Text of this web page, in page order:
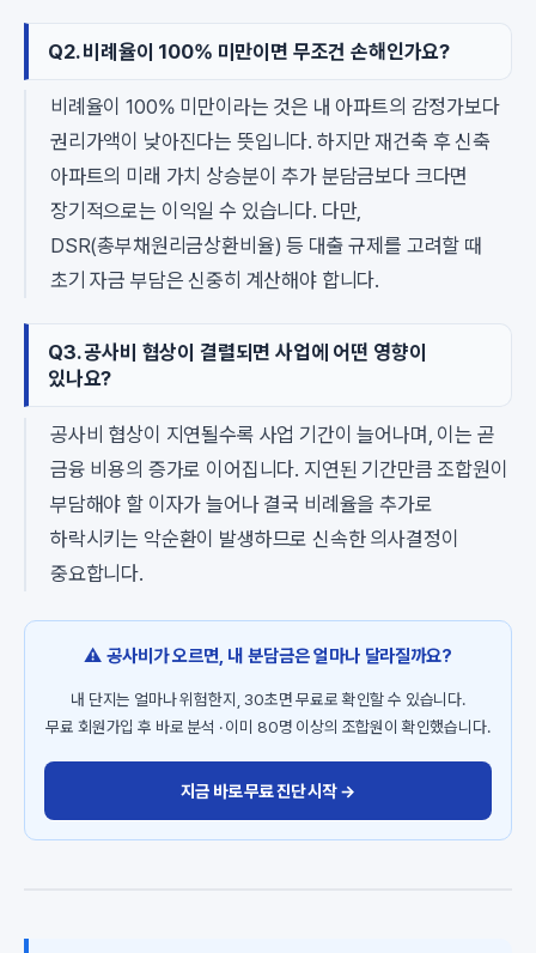
Q2. 비례율이 100% 미만이면 무조건 손해인가요?
비례율이 100% 미만이라는 것은 내 아파트의 감정가보다
권리가액이 낮아진다는 뜻입니다. 하지만 재건축 후 신축
아파트의 미래 가치 상승분이 추가 분담금보다 크다면
장기적으로는 이익일 수 있습니다. 다만,
DSR(총부채원리금상환비율) 등 대출 규제를 고려할 때
초기 자금 부담은 신중히 계산해야 합니다.
Q3. 공사비 협상이 결렬되면 사업에 어떤 영향이
있나요?
공사비 협상이 지연될수록 사업 기간이 늘어나며, 이는 곧
금융 비용의 증가로 이어집니다. 지연된 기간만큼 조합원이
부담해야 할 이자가 늘어나 결국 비례율을 추가로
하락시키는 악순환이 발생하므로 신속한 의사결정이
중요합니다.
⚠️ 공사비가 오르면, 내 분담금은 얼마나 달라질까요?
내 단지는 얼마나 위험한지, 30초면 무료로 확인할 수 있습니다.
무료 회원가입 후 바로 분석 · 이미 80명 이상의 조합원이 확인했습니다.
지금 바로 무료 진단 시작 →